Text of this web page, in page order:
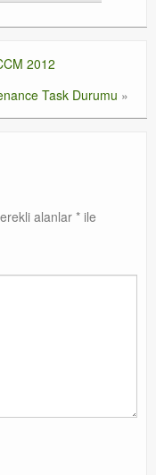
2012
Task Durumu »
alanlar* ile